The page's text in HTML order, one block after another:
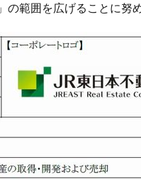
範囲を広げることに努